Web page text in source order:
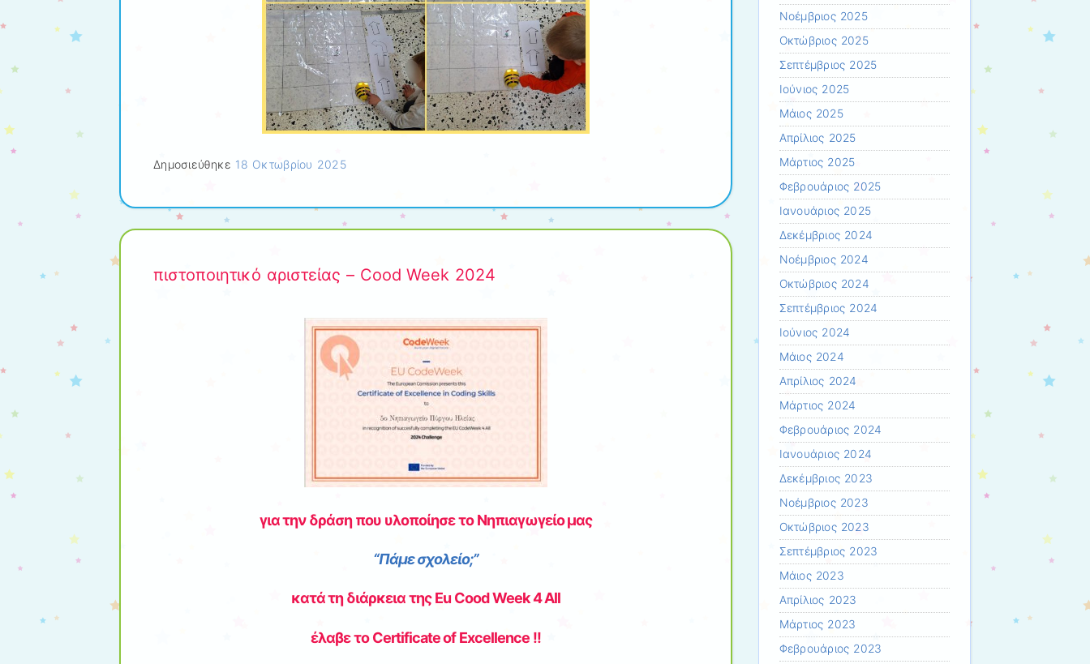
Δημοσιεύθηκε 18 Οκτωβρίου 2025
πιστοποιητικό αριστείας – Cood Week 2024
για την δράση που υλοποίησε το Νηπιαγωγείο μας
“Πάμε σχολείο;”
κατά τη διάρκεια της Eu Cood Week 4 All
έλαβε το Certificate of Excellence !!
Νοέμβριος 2025
Οκτώβριος 2025
Σεπτέμβριος 2025
Ιούνιος 2025
Μάιος 2025
Απρίλιος 2025
Μάρτιος 2025
Φεβρουάριος 2025
Ιανουάριος 2025
Δεκέμβριος 2024
Νοέμβριος 2024
Οκτώβριος 2024
Σεπτέμβριος 2024
Ιούνιος 2024
Μάιος 2024
Απρίλιος 2024
Μάρτιος 2024
Φεβρουάριος 2024
Ιανουάριος 2024
Δεκέμβριος 2023
Νοέμβριος 2023
Οκτώβριος 2023
Σεπτέμβριος 2023
Μάιος 2023
Απρίλιος 2023
Μάρτιος 2023
Φεβρουάριος 2023